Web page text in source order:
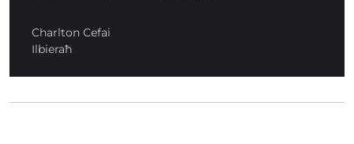
Charlton Cefai
Ilbieraħ